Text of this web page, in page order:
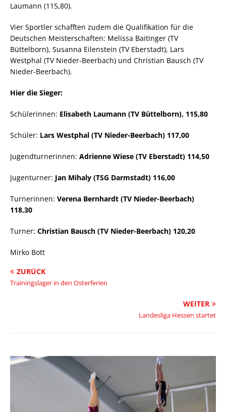
Laumann (115,80).
Vier Sportler schafften zudem die Qualifikation für die
Deutschen Meisterschaften: Melissa Baitinger (TV
Büttelborn), Susanna Eilenstein (TV Eberstadt), Lars
Westphal (TV Nieder-Beerbach) und Christian Bausch (TV
Nieder-Beerbach).
Hier die Sieger:
Schülerinnen: Elisabeth Laumann (TV Büttelborn), 115,80
Schüler: Lars Westphal (TV Nieder-Beerbach) 117,00
Jugendturnerinnen: Adrienne Wiese (TV Eberstadt) 114,50
Jugenturner: Jan Mihaly (TSG Darmstadt) 116,00
Turnerinnen: Verena Bernhardt (TV Nieder-Beerbach)
118,30
Turner: Christian Bausch (TV Nieder-Beerbach) 120,20
Mirko Bott
ZURÜCK
Trainingslager in den Osterferien
WEITER
Landesliga Hessen startet